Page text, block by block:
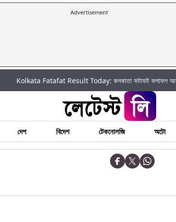
Advertisement
Fatafat Result Today: কলকাতা ফটাফট ফলাফল আজকের বিজয়ী
দেশ বিদেশ টেকনোলজি অটো